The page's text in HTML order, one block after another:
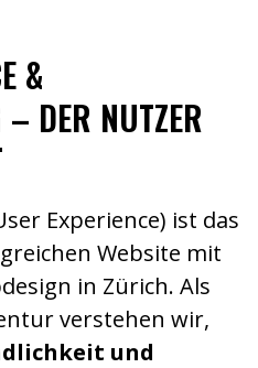
&
– DER NUTZER
Experience) ist das
Website mit
in Zürich. Als
verstehen wir,
und